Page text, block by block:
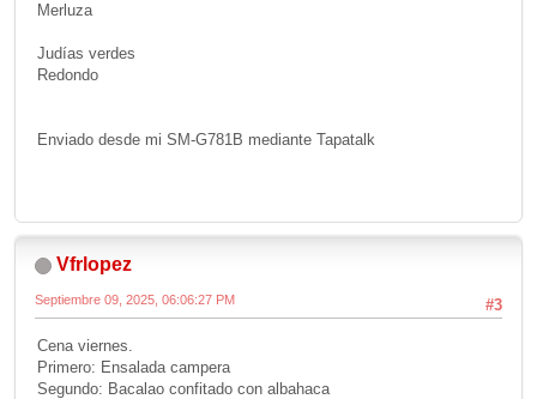
Merluza
Judías verdes
Redondo
Enviado desde mi SM-G781B mediante Tapatalk
Vfrlopez
#3
Septiembre 09, 2025, 06:06:27 PM
Cena viernes.
Primero: Ensalada campera
Segundo: Bacalao confitado con albahaca